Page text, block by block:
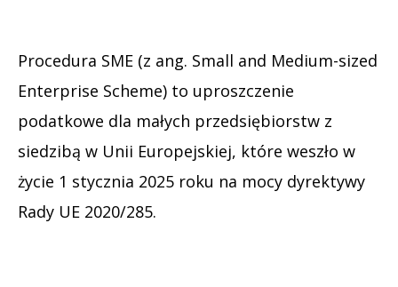
Procedura SME (z ang. Small and Medium-sized
Enterprise Scheme) to uproszczenie
podatkowe dla małych przedsiębiorstw z
siedzibą w Unii Europejskiej, które weszło w
życie 1 stycznia 2025 roku na mocy dyrektywy
Rady UE 2020/285.